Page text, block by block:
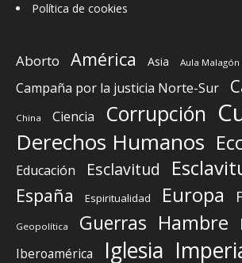
Política de cookies
Aborto América Asia Aula
Campaña por la justicia Norte-Sur
China Ciencia Corrupción
Derechos Humanos
Educación Esclavitud
España Espiritualidad Europa
Geopolítica Guerras Hambre
Iberoamérica Iglesia